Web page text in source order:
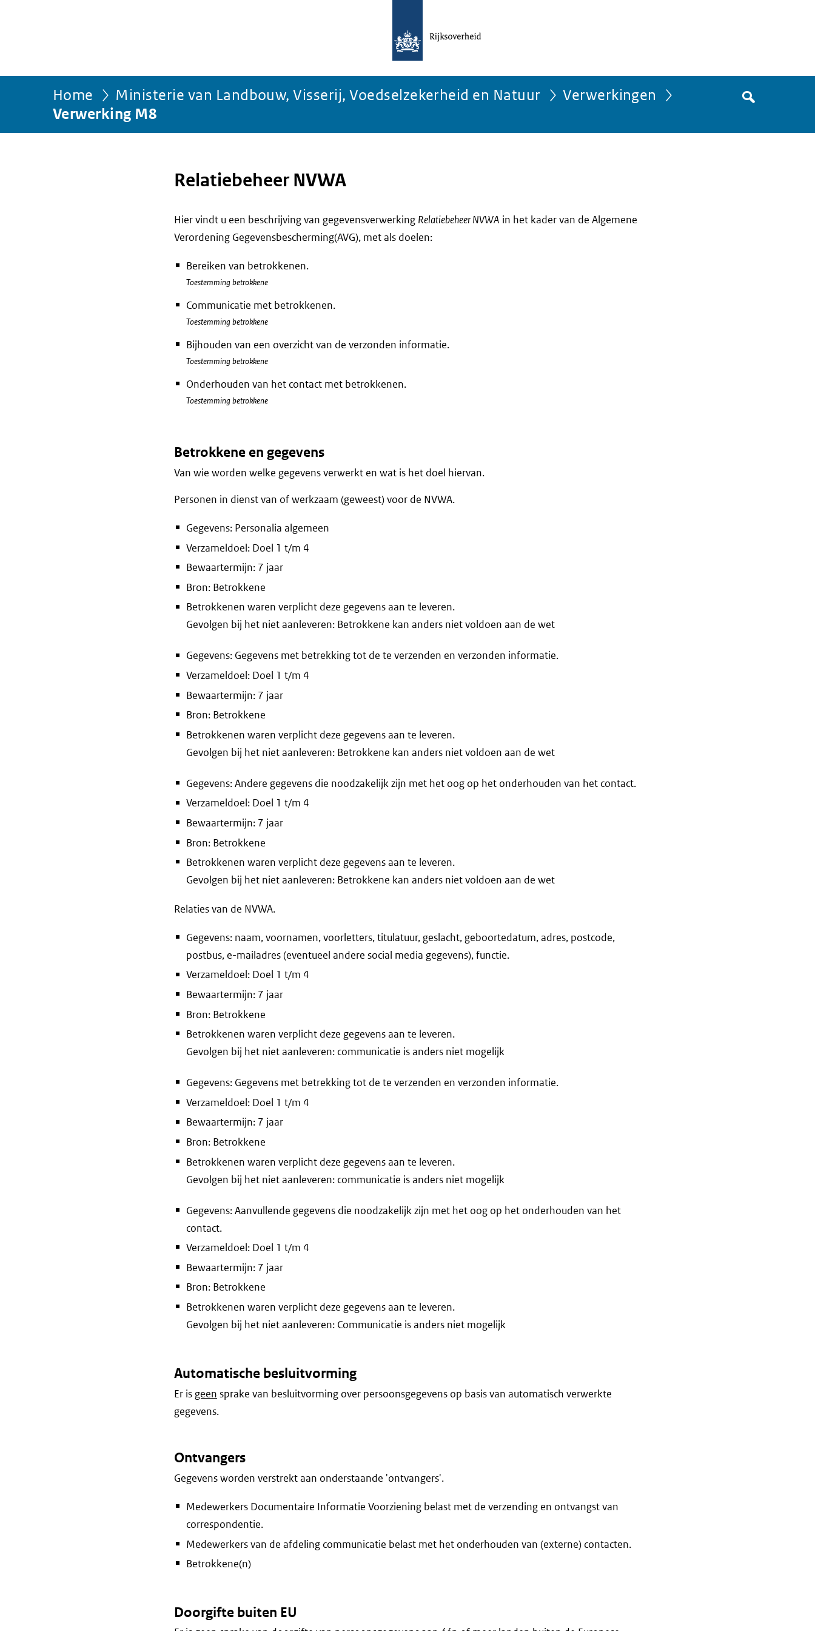
Home Ministerie van Landbouw, Visserij, Voedselzekerheid en Natuur Verwerkingen
Verwerking M8
Zoek
in
register
Relatiebeheer NVWA
Hier vindt u een beschrijving van gegevensverwerking Relatiebeheer NVWA in het kader van de Algemene
Verordening Gegevensbescherming(AVG), met als doelen:
Bereiken van betrokkenen.
Toestemming betrokkene
Communicatie met betrokkenen.
Toestemming betrokkene
Bijhouden van een overzicht van de verzonden informatie.
Toestemming betrokkene
Onderhouden van het contact met betrokkenen.
Toestemming betrokkene
Betrokkene en gegevens
Van wie worden welke gegevens verwerkt en wat is het doel hiervan.
Personen in dienst van of werkzaam (geweest) voor de NVWA.
Gegevens: Personalia algemeen
Verzameldoel: Doel 1 t/m 4
Bewaartermijn: 7 jaar
Bron: Betrokkene
Betrokkenen waren verplicht deze gegevens aan te leveren.
Gevolgen bij het niet aanleveren: Betrokkene kan anders niet voldoen aan de wet
Gegevens: Gegevens met betrekking tot de te verzenden en verzonden informatie.
Verzameldoel: Doel 1 t/m 4
Bewaartermijn: 7 jaar
Bron: Betrokkene
Betrokkenen waren verplicht deze gegevens aan te leveren.
Gevolgen bij het niet aanleveren: Betrokkene kan anders niet voldoen aan de wet
Gegevens: Andere gegevens die noodzakelijk zijn met het oog op het onderhouden van het contact.
Verzameldoel: Doel 1 t/m 4
Bewaartermijn: 7 jaar
Bron: Betrokkene
Betrokkenen waren verplicht deze gegevens aan te leveren.
Gevolgen bij het niet aanleveren: Betrokkene kan anders niet voldoen aan de wet
Relaties van de NVWA.
Gegevens: naam, voornamen, voorletters, titulatuur, geslacht, geboortedatum, adres, postcode,
postbus, e-mailadres (eventueel andere social media gegevens), functie.
Verzameldoel: Doel 1 t/m 4
Bewaartermijn: 7 jaar
Bron: Betrokkene
Betrokkenen waren verplicht deze gegevens aan te leveren.
Gevolgen bij het niet aanleveren: communicatie is anders niet mogelijk
Gegevens: Gegevens met betrekking tot de te verzenden en verzonden informatie.
Verzameldoel: Doel 1 t/m 4
Bewaartermijn: 7 jaar
Bron: Betrokkene
Betrokkenen waren verplicht deze gegevens aan te leveren.
Gevolgen bij het niet aanleveren: communicatie is anders niet mogelijk
Gegevens: Aanvullende gegevens die noodzakelijk zijn met het oog op het onderhouden van het
contact.
Verzameldoel: Doel 1 t/m 4
Bewaartermijn: 7 jaar
Bron: Betrokkene
Betrokkenen waren verplicht deze gegevens aan te leveren.
Gevolgen bij het niet aanleveren: Communicatie is anders niet mogelijk
Automatische besluitvorming
Er is geen sprake van besluitvorming over persoonsgegevens op basis van automatisch verwerkte
gegevens.
Ontvangers
Gegevens worden verstrekt aan onderstaande 'ontvangers'.
Medewerkers Documentaire Informatie Voorziening belast met de verzending en ontvangst van
correspondentie.
Medewerkers van de afdeling communicatie belast met het onderhouden van (externe) contacten.
Betrokkene(n)
Doorgifte buiten EU